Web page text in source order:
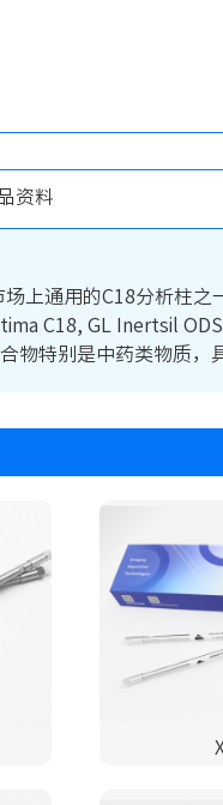
资料
上通用的C18分析柱
C18, GL Inertsil
物特别是中药类物质，